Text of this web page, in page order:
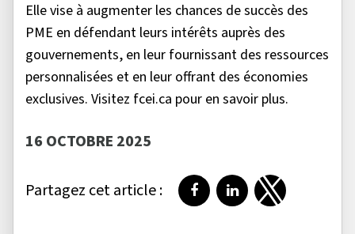
Elle vise à augmenter les chances de succès des
PME en défendant leurs intérêts auprès des
gouvernements, en leur fournissant des ressources
personnalisées et en leur offrant des économies
exclusives. Visitez fcei.ca pour en savoir plus.
16 OCTOBRE 2025
Partagez cet article : Partager sur Facebook
Partager surPartager sur